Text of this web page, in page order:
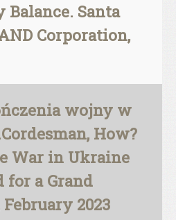
Santa
Corporation,
wojny w
How?
War in Ukraine
for a Grand
February 2023